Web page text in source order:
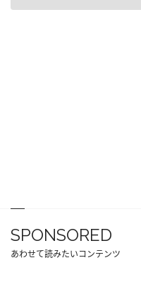
SPONSORED
あわせて読みたいコンテンツ